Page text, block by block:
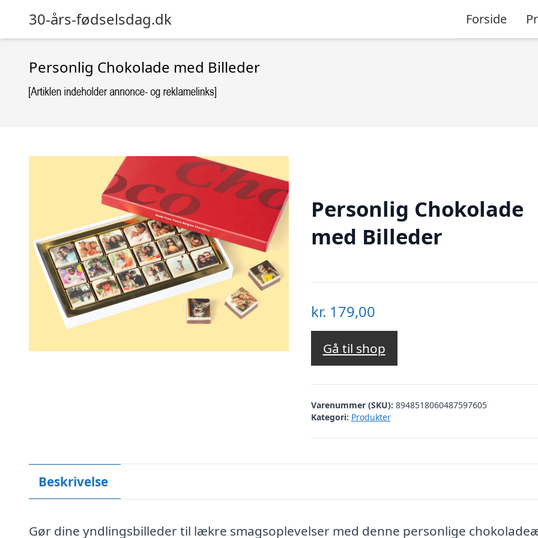
30-års-fødselsdag.dk Forside
Personlig Chokolade med Billeder
Personlig Chokolade
med Billeder
kr. 179,00
Gå til shop
Varenummer (SKU): 8948518060487597605
Kategori: Produkter
Beskrivelse
Gør dine yndlingsbilleder til lækre smagsoplevelser med denne personlige